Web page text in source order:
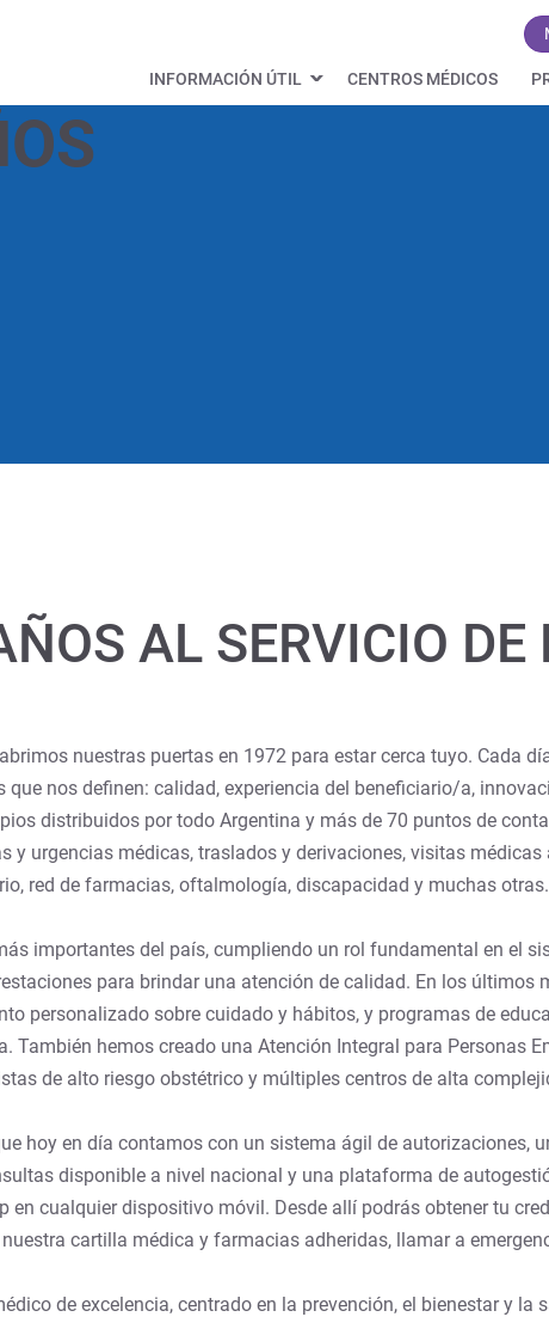
INFORMACIÓN ÚTIL CENTROS MÉDICOS
AL SERVICIO DE
nuestras puertas en 1972 para estar cerca tuyo. Cada
nos definen: calidad, experiencia del beneficiario/a,
distribuidos por todo Argentina y más de 70 puntos de
y urgencias médicas, traslados y derivaciones, visitas
red de farmacias, oftalmología, discapacidad y muchas otras.
importantes del país, cumpliendo un rol fundamental en el
para brindar una atención de calidad. En los últimos
personalizado sobre cuidado y hábitos, y programas de
hemos creado una Atención Integral para Personas
de alto riesgo obstétrico y múltiples centros de alta
hoy en día contamos con un sistema ágil de autorizaciones,
disponible a nivel nacional y una plataforma de
en cualquier dispositivo móvil. Desde allí podrás obtener tu
cartilla médica y farmacias adheridas, llamar a
de excelencia, centrado en la prevención, el bienestar y